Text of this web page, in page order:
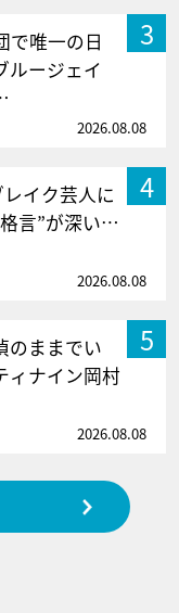
3
で唯一の日
ージェイ
2026.08.08
4
イク芸人に
言”が深い…
2026.08.08
5
のままでい
ィナイン岡村
2026.08.08